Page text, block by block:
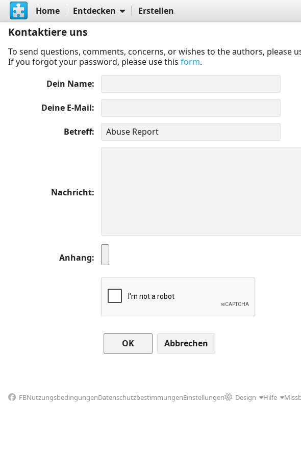
Home Entdecken Erstellen
Kontaktiere uns
To send questions, comments, concerns, or wishes to the authors,
If you forgot your password, please use this form.
Dein Name
Deine E-Mail
Betreff
Nachricht
Anhang
Abbrechen
FBNutzungsbedingungenDatenschutzbestimmungenEinstellungen Design Hilfe